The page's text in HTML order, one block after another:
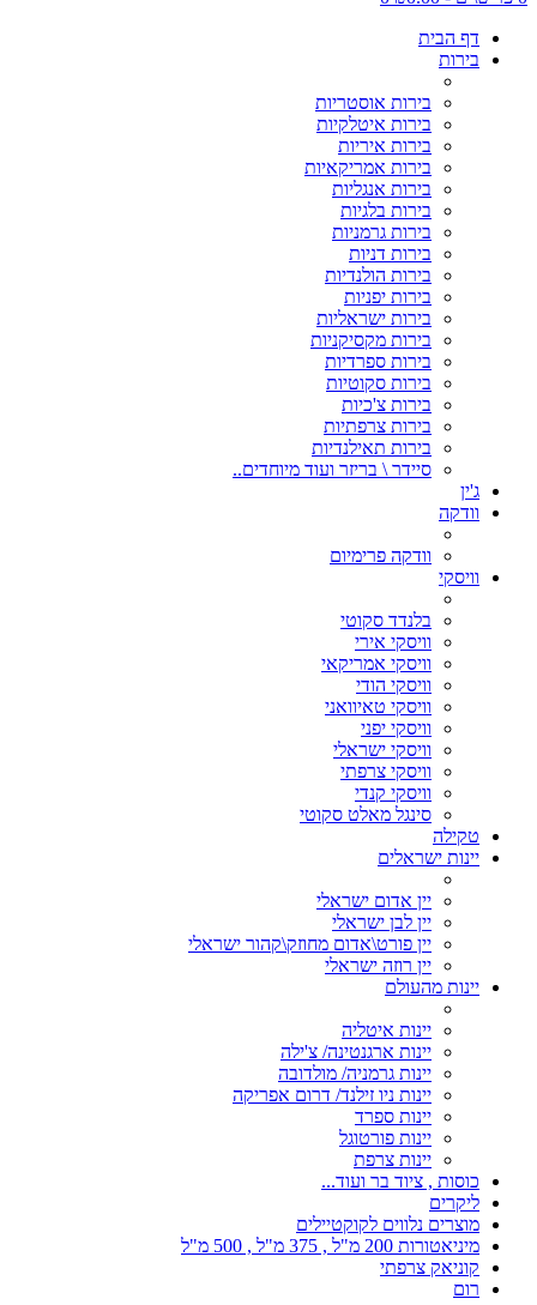
דף הבית
בירות
בירות אוסטריות
בירות איטלקיות
בירות איריות
בירות אמריקאיות
בירות אנגליות
בירות בלגיות
בירות גרמניות
בירות דניות
בירות הולנדיות
בירות יפניות
בירות ישראליות
בירות מקסיקניות
בירות ספרדיות
בירות סקוטיות
בירות צ'כיות
בירות צרפתיות
בירות תאילנדיות
סיידר \ בריזר ועוד מיוחדים..
ג'ין
וודקה
וודקה פרימיום
וויסקי
בלנדד סקוטי
וויסקי אירי
וויסקי אמריקאי
וויסקי הודי
וויסקי טאיוואני
וויסקי יפני
וויסקי ישראלי
וויסקי צרפתי
וויסקי קנדי
סינגל מאלט סקוטי
טקילה
יינות ישראלים
יין אדום ישראלי
יין לבן ישראלי
יין פורט\אדום מחוזק\קהור ישראלי
יין רוזה ישראלי
יינות מהעולם
יינות איטליה
יינות ארגנטינה/ צ'ילה
יינות גרמניה/ מולדובה
יינות ניו זילנד/ דרום אפריקה
יינות ספרד
יינות פורטוגל
יינות צרפת
כוסות , ציוד בר ועוד...
ליקרים
מוצרים נלווים לקוקטיילים
מיניאטורות 200 מ"ל , 375 מ"ל , 500 מ"ל
קוניאק צרפתי
רום